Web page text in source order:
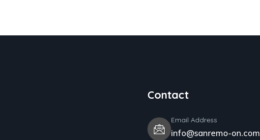
Contact
Email Address
info@sanremo-on.com